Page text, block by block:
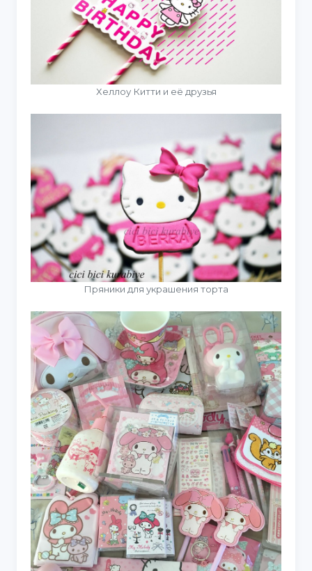
Хеллоу Китти и её друзья
Пряники для украшения торта